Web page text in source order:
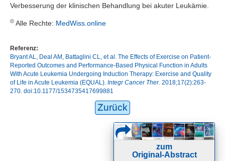
Verbesserung der klinischen Behandlung bei akuter Leukämie.
© Alle Rechte: MedWiss.online
Referenz:
Bryant AL, Deal AM, Battaglini CL, et al. The Effects of Exercise on Patient-
Reported Outcomes and Performance-Based Physical Function in Adults
With Acute Leukemia Undergoing Induction Therapy: Exercise and Quality
of Life in Acute Leukemia (EQUAL). Integr Cancer Ther. 2018;17(2):263-
270. doi:10.1177/1534735417699881
Zurück
zum
Original-Abstract